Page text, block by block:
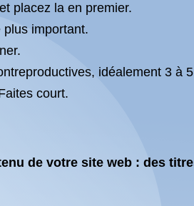
placez la en premier.
important.
idéalement 3 à
court.
de votre site web : des